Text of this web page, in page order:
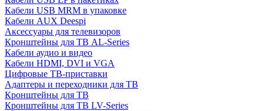
Кабели USB MRM в упаковке
Кабели AUX Deespi
Аксессуары для телевизоров
Кронштейны для ТВ AL-Series
Кабели аудио и видео
Кабели HDMI, DVI и VGA
Цифровые ТВ-приставки
Адаптеры и переходники для ТВ
Кронштейны для ТВ
Кронштейны для ТВ LV-Series